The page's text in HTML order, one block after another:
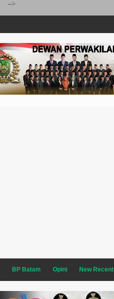
-->
BP Batam Opini New Recent